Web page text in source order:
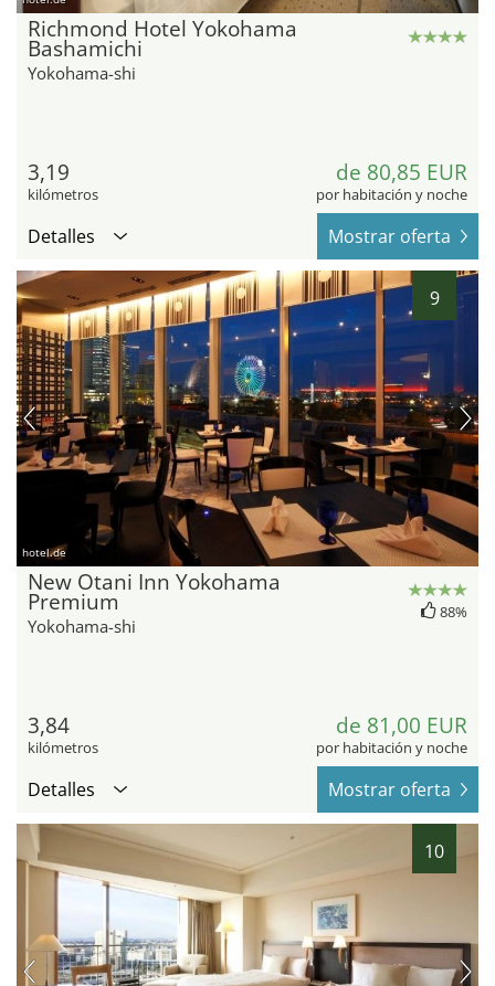
Richmond Hotel Yokohama
Bashamichi
Yokohama-shi
3,19
kilómetros
de 80,85 EUR
por habitación y noche
Detalles Mostrar oferta
9
hotel.de
New Otani Inn Yokohama
Premium
Yokohama-shi
88%
3,84
kilómetros
de 81,00 EUR
por habitación y noche
Detalles Mostrar oferta
10